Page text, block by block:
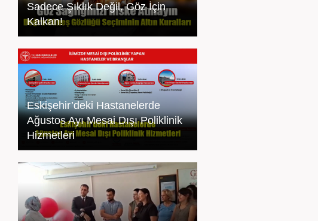
Sadece Şıklık Değil, Göz İçin
Kalkan!
Eskişehir’deki Hastanelerde
Ağustos Ayı Mesai Dışı Poliklinik
Hizmetleri